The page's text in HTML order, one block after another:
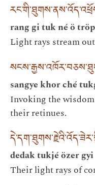
rang gi tuk né ö
Light rays stream
sangye khor ché
Invoking the
their retinues.
dedak tukjé özer gyi
Their light rays of